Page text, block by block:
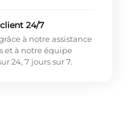
24/7
à notre assistance
et à notre équipe
24, 7 jours sur 7.